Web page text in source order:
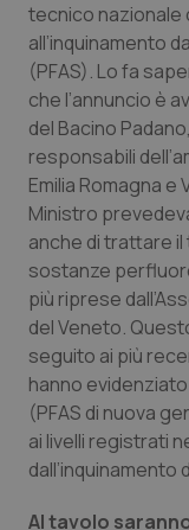
Campania
Emilia-
Friuli
Lazio
Liguria
Lombardia
Marche
Molise
Car-T
Colesterolo
Dermatite
Diabete &
Disturbi
Dolore
Donna &
Epatiti
tecnico nazionale
all’inquinamento
(PFAS). Lo fa
che l’annuncio è
del Bacino
responsabili
Emilia Romagna e
Ministro
anche di trattare il
sostanze
più riprese
del Veneto.
seguito ai più
hanno
(PFAS di nuova
ai livelli registrati
dall’inquinamento
Al tavolo